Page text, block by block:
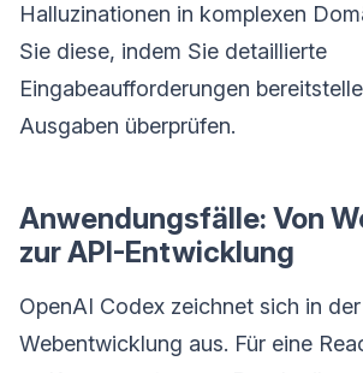
Halluzinationen in komplexen
Sie diese, indem Sie detaillierte
Eingabeaufforderungen
Ausgaben überprüfen.
Anwendungsfälle: Von
zur API-Entwicklung
OpenAI Codex zeichnet sich in der
Webentwicklung aus. Für eine